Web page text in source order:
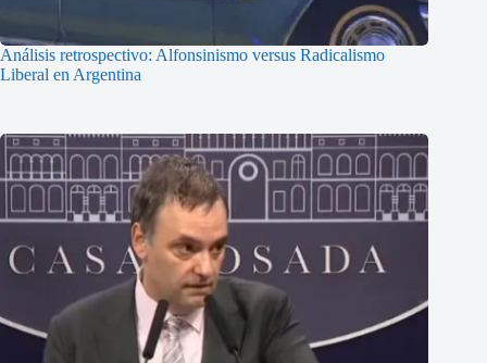
Análisis retrospectivo: Alfonsinismo versus Radicalismo
Liberal en Argentina